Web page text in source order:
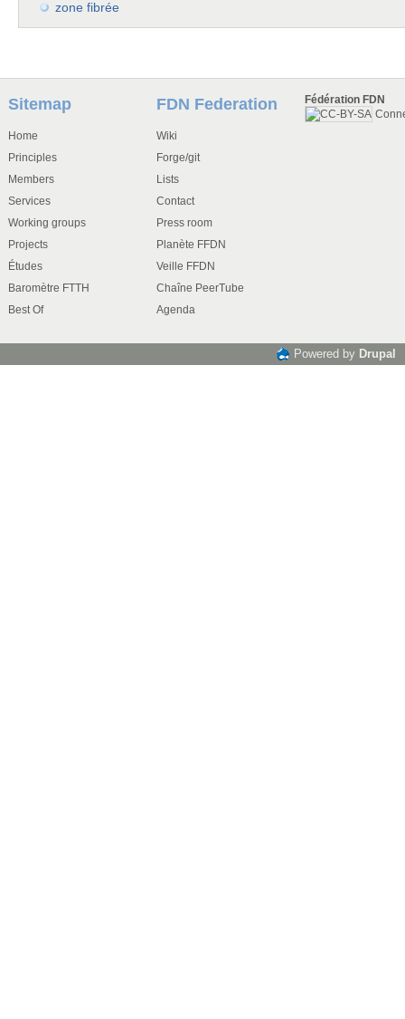
zone fibrée
Sitemap
Home
Principles
Members
Services
Working groups
Projects
Études
Baromètre FTTH
Best Of
FDN Federation
Wiki
Forge/git
Lists
Contact
Press room
Planète FFDN
Veille FFDN
Chaîne PeerTube
Agenda
Fédération FDN
Powered by Drupal